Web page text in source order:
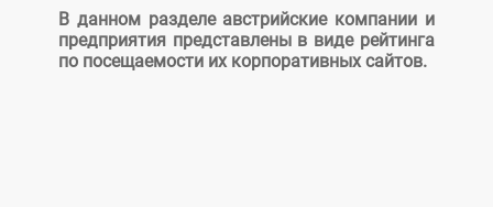
В данном разделе австрийские компании и
предприятия представлены в виде рейтинга
по посещаемости их корпоративных сайтов.